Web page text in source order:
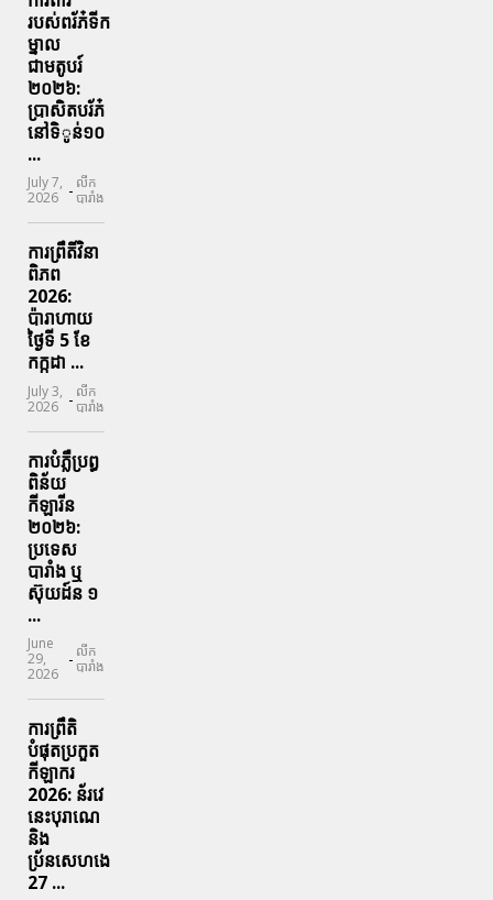
របស់ពរ័ភ៎ទីក
ម្នាល
ជាមតូបរ៍
២០២៦:
ប្រាសិតបរ័ភ៎
នៅទិូន់១០
...
July 7,
2026 - លីក
បារាំង
ការព្រឹតិ៍វិនា
ពិភព
2026:
ប៉ារាហាយ
ថ្ងៃទី 5 ខែ
កក្កដា ...
July 3,
2026 - លីក
បារាំង
ការបំភ្លឺប្រព្ធ​
ពិន័យ​
កីឡារីន​
២០២៦:
ប្រទេស​
បារាំង​ ឬ​
ស៊ុយដ៍ន​ ១
...
June
29,
2026
- លីក
បារាំង
ការព្រឹតិ
បំផុតប្រកួត
កីឡាករ
2026: ន័រវេ
នេះបុរាណេ
និង
ប្រ័នសេហងេ
27 ...